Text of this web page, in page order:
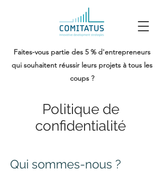
Faites-vous partie des 5 % d'entrepreneurs
qui souhaitent réussir leurs projets à tous les
coups ?
Politique de
confidentialité
Qui sommes-nous ?